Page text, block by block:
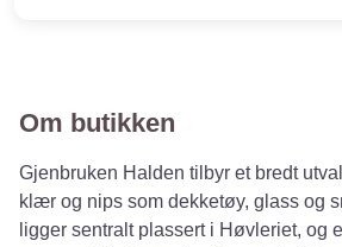
Om butikken
Gjenbruken Halden tilbyr et bredt
klær og nips som dekketøy, glass og
ligger sentralt plassert i Høvleriet, og